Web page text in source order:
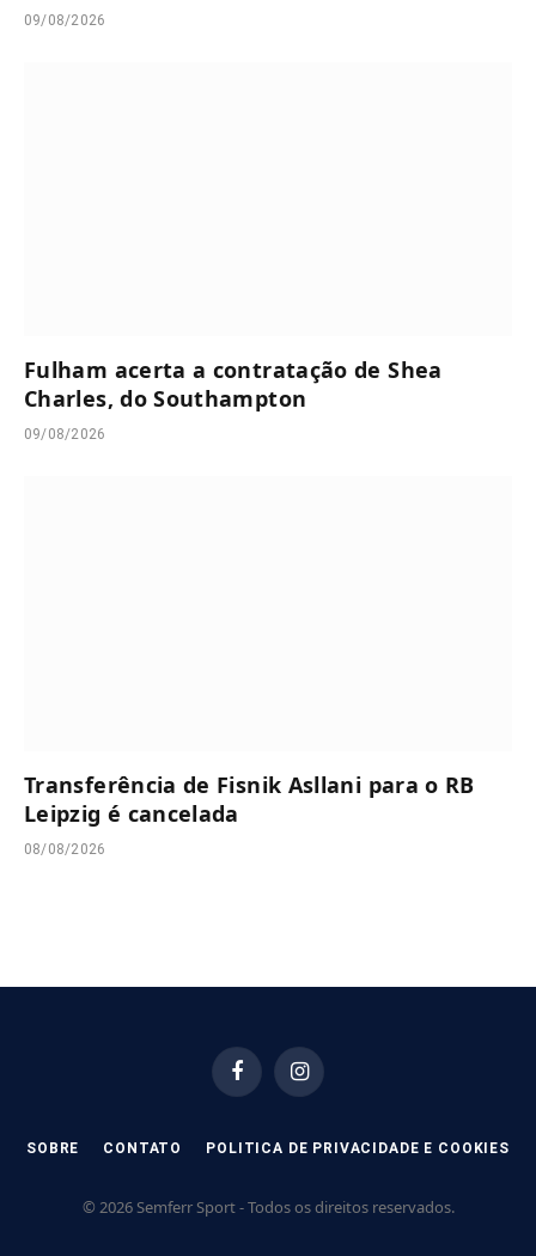
09/08/2026
Fulham acerta a contratação de Shea
Charles, do Southampton
09/08/2026
Transferência de Fisnik Asllani para o RB
Leipzig é cancelada
08/08/2026
FacebookInstagram
SOBRE CONTATO POLITICA DE PRIVACIDADE E COOKIES
© 2026 Semferr Sport - Todos os direitos reservados.